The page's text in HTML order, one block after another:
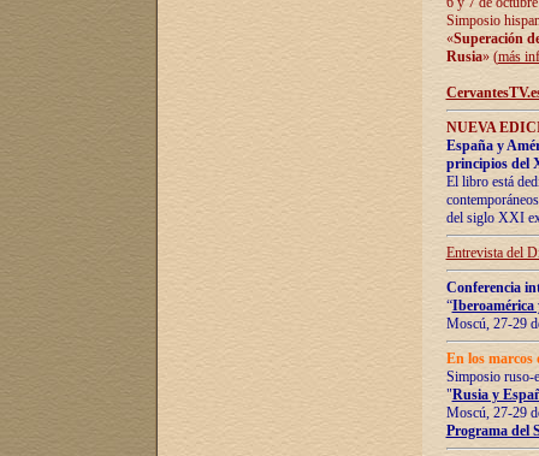
Simposio
«Superación
Rusia» (más
NUEVA
España y
principios del
El libro está
del siglo XXI
Entrevista del
Conferencia
“Iberoamérica
Moscú, 27-29
En los marcos
Simposio ruso-
"Rusia y
Moscú, 27-29
Programa del